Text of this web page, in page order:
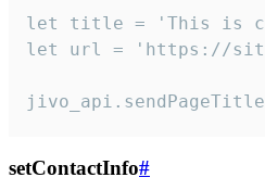
let title = 'This is
let url = 'https://
setContactInfo#